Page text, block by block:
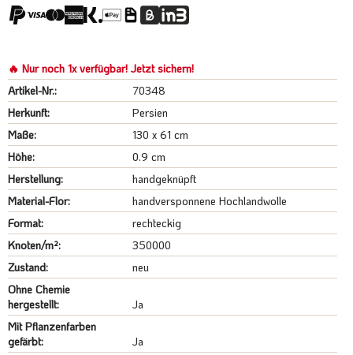
🔥 Nur noch 1x verfügbar! Jetzt sichern!
Artikel-Nr.:
70348
Herkunft:
Persien
Maße:
130 x 61 cm
Höhe:
0.9 cm
Herstellung:
handgeknüpft
Material-Flor:
handversponnene Hochlandwolle
Format:
rechteckig
Knoten/m²:
350000
Zustand:
neu
Ohne Chemie
hergestellt:
Ja
Mit Pflanzenfarben
gefärbt:
Ja